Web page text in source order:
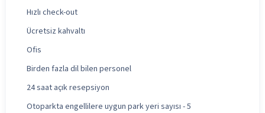
Hızlı check-out
Ücretsiz kahvaltı
Ofis
Birden fazla dil bilen personel
24 saat açık resepsiyon
Otoparkta engellilere uygun park yeri sayısı - 5